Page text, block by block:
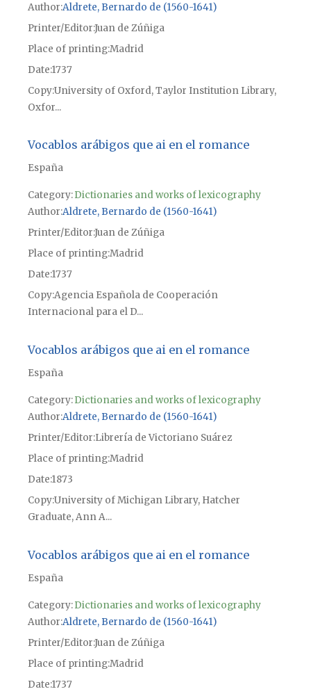
Author Aldrete, Bernardo de (1560-1641)
Printer/EditorJuan de Zúñiga
Place of printingMadrid
Date1737
CopyUniversity of Oxford, Taylor Institution Library,
Oxfor...
Vocablos arábigos que ai en el romance
España
Category:Dictionaries and works of lexicography
Author Aldrete, Bernardo de (1560-1641)
Printer/EditorJuan de Zúñiga
Place of printingMadrid
Date1737
CopyAgencia Española de Cooperación
Internacional para el D...
Vocablos arábigos que ai en el romance
España
Category:Dictionaries and works of lexicography
Author Aldrete, Bernardo de (1560-1641)
Printer/Editor Librería de Victoriano Suárez
Place of printingMadrid
Date1873
CopyUniversity of Michigan Library, Hatcher
Graduate, Ann A...
Vocablos arábigos que ai en el romance
España
Category:Dictionaries and works of lexicography
Author Aldrete, Bernardo de (1560-1641)
Printer/EditorJuan de Zúñiga
Place of printingMadrid
Date1737